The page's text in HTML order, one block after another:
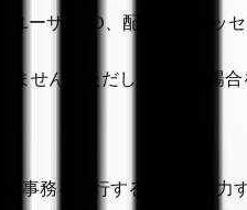
ユーザー ID、配信するメッセ
せん。ただし、以下の場合
事務を遂行するために協力